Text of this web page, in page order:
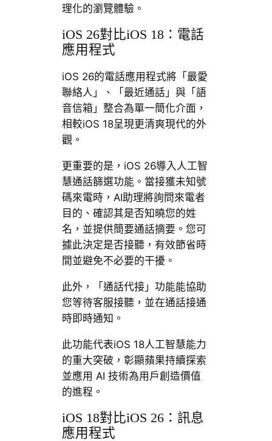
理化的瀏覽體驗。
iOS 26對比iOS 18：電話
應用程式
iOS 26的電話應用程式將「最愛
聯絡人」、「最近通話」與「語
音信箱」整合為單一簡化介面，
相較iOS 18呈現更清爽現代的外
觀。
更重要的是，iOS 26導入人工智
慧通話篩選功能。當接獲未知號
碼來電時，AI助理將詢問來電者
目的、確認其是否知曉您的姓
名，並提供簡要通話摘要。您可
據此決定是否接聽，有效節省時
間並避免不必要的干擾。
此外，「通話代接」功能能協助
您等待客服接聽，並在通話接通
時即時通知。
此功能代表iOS 18人工智慧能力
的重大突破，彰顯蘋果持續探索
並應用 AI 技術為用戶創造價值
的進程。
iOS 18對比iOS 26：訊息
應用程式